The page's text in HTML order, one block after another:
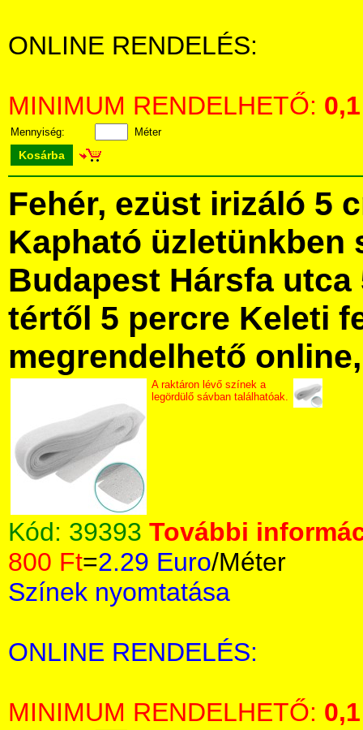
ONLINE RENDELÉS:
MINIMUM RENDELHETŐ: 0,1
Mennyiség: Méter
Kosárba
Fehér, ezüst irizáló 5
Kapható üzletünkben
Budapest Hársfa utca
tértől 5 percre Keleti
megrendelhető
A raktáron lévő színek a
legördülő sávban találhatóak.
Kód: 39393 További
800 Ft=2.29 Euro/Méter
Színek nyomtatása
ONLINE RENDELÉS:
MINIMUM RENDELHETŐ: 0,1